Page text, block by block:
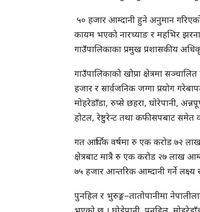
५० हजार आम्दानी हुने अनुमान
कायम भएको नारच्याङ र महभिर
गाउँपालिकाका प्रमुख प्रशासकीय
गाउँपालिकाको खोप्रा क्षेत्रमा
हजार र सार्वजनिक जग्गा प्रयोग
मोहरेडाँडा, रुप्से छहरा, घोरेपानी,
होटल, रेष्टुरेन्ट तथा कफीसपबाट
गत आर्थिक वर्षमा रु एक करोड ७२
क्षेत्रबाट मात्रै रु एक करोड २७ लाख
७५ हजार आन्तरिक आम्दानी गर्ने लक्ष्य
पुनहिल र भुरुङ्ग–तातोपानीमा